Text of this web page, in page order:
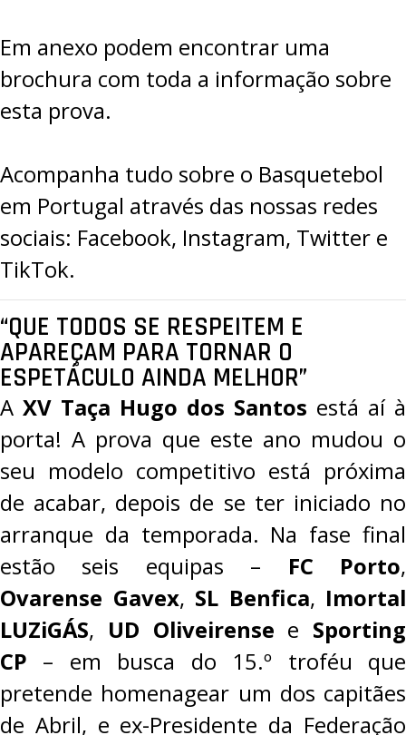
Em anexo podem encontrar uma
brochura com toda a informação sobre
esta prova.
Acompanha tudo sobre o Basquetebol
em Portugal através das nossas redes
sociais: Facebook, Instagram, Twitter e
TikTok.
“QUE TODOS SE RESPEITEM E
APAREÇAM PARA TORNAR O
ESPETÁCULO AINDA MELHOR”
A XV Taça Hugo dos Santos está aí à
porta! A prova que este ano mudou o
seu modelo competitivo está próxima
de acabar, depois de se ter iniciado no
arranque da temporada. Na fase final
estão seis equipas – FC Porto,
Ovarense Gavex, SL Benfica, Imortal
LUZiGÁS, UD Oliveirense e Sporting
CP – em busca do 15.º troféu que
pretende homenagear um dos capitães
de Abril, e ex-Presidente da Federação